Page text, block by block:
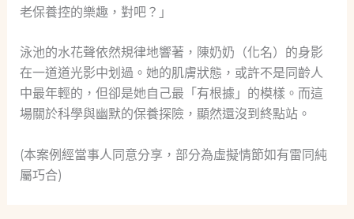
老保養控的樂趣，對吧？」
泳池的水花聲依然規律地響著，陳奶奶（化名）的身影
在一道道光影中划過。她的肌膚狀態，或許不是同齡人
中最年輕的，但卻是她自己最「有根據」的模樣。而這
場關於科學與幽默的保養探險，顯然還沒到終點站。
(本案例經當事人同意分享，部分為虛擬情節如有雷同純
屬巧合)